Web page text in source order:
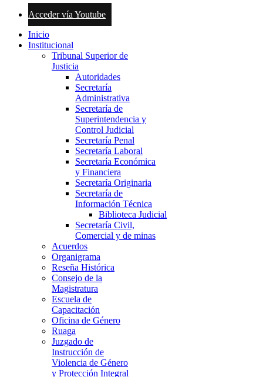
Acceder vía Youtube
Inicio
Institucional
Tribunal Superior de
Justicia
Autoridades
Secretaría
Administrativa
Secretaría de
Superintendencia y
Control Judicial
Secretaría Penal
Secretaría Laboral
Secretaría Económica
y Financiera
Secretaría Originaria
Secretaría de
Información Técnica
Biblioteca Judicial
Secretaría Civil,
Comercial y de minas
Acuerdos
Organigrama
Reseña Histórica
Consejo de la
Magistratura
Escuela de
Capacitación
Oficina de Género
Ruaga
Juzgado de
Instrucción de
Violencia de Género
y Protección Integral